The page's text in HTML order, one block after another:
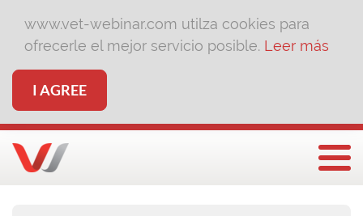
www.vet-webinar.com utilza cookies para
ofrecerle el mejor servicio posible. Leer más
I AGREE